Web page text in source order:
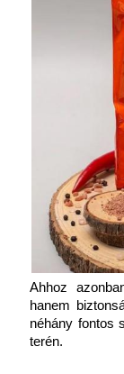
Ahhoz
hanem
néhány fontos
terén.